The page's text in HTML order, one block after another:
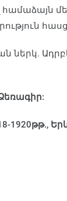
1920թթ.,